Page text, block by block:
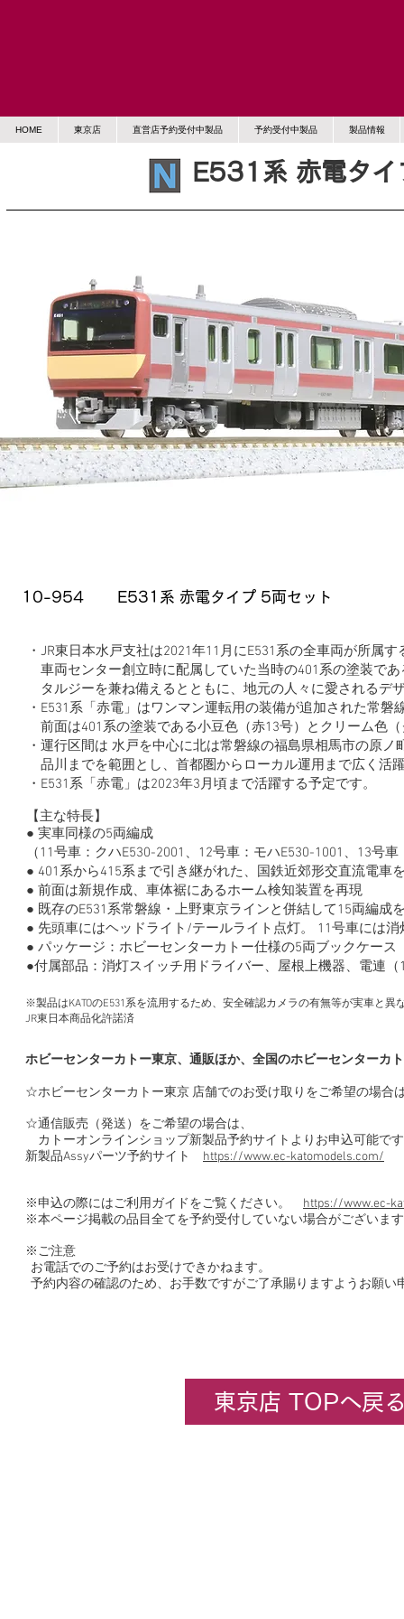
HOME 東京店 直営店予約受付中製品 予約受付中製品 製品情報
E531系 赤電タ
10-954 E531系 赤電タイプ 5両セット
・JR東日本水戸支社は2021年11月にE531系の全車両が所属
車両センター創立時に配属していた当時の401系の塗装で
タルジーを兼ね備えるとともに、地元の人々に愛されるデ
・E531系「赤電」はワンマン運転用の装備が追加された常
前面は401系の塗装である小豆色（赤13号）とクリーム色
・運行区間は 水戸を中心に北は常磐線の福島県相馬市の原
品川までを範囲とし、首都圏からローカル運用まで広く活
・E531系「赤電」は2023年3月頃まで活躍する予定です。
【主な特長】
● 実車同様の5両編成
（11号車：クハE530-2001、12号車：モハE530-1001、13号
● 401系から415系まで引き継がれた、国鉄近郊形交直流電車
● 前面は新規作成、車体裾にあるホーム検知装置を再現
● 既存のE531系常磐線・上野東京ラインと併結して15両編成
● 先頭車にはヘッドライト/テールライト点灯。 11号車には消
● パッケージ：ホビーセンターカトー仕様の5両ブックケース
●付属部品：消灯スイッチ用ドライバー、屋根上機器、電連
※製品はKATOのE531系を流用するため、安全確認カメラの有無等が実車と異
​JR東日本商品化許諾済
ホビーセンターカトー東京、通販ほか、全国のホビーセンターカ
☆ホビーセンターカトー東京 店舗でのお受け取りをご希望の場合
☆通信販売（発送）をご希望の場合は、
カトーオンラインショップ新製品予約サイトよりお申込可能で
新製品Assyパーツ予約サイト https://www.ec-katomodels.com/
※申込の際にはご利用ガイドをご覧ください。 https://www.ec-
※本ページ掲載の品目全てを予約受付していない場合がございま
※ご注意
お電話でのご予約はお受けできかねます。
予約内容の確認のため、お手数ですがご了承賜りますようお願い
東京店 TOPへ戻